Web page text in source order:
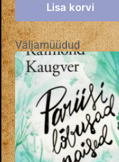
Lisa korvi
Väljamüüdud